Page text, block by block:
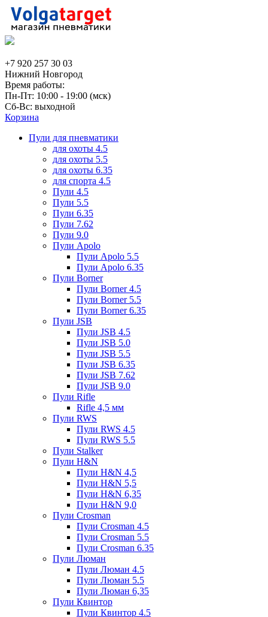
+7 920 257 30 03
Нижний Новгород
Время работы:
Пн-Пт: 10:00 - 19:00 (мск)
Сб-Вс: выходной
Корзина
Пули для пневматики
для охоты 4.5
для охоты 5.5
для охоты 6.35
для спорта 4.5
Пули 4.5
Пули 5.5
Пули 6.35
Пули 7.62
Пули 9.0
Пули Apolo
Пули Apolo 5.5
Пули Apolo 6.35
Пули Borner
Пули Borner 4.5
Пули Borner 5.5
Пули Borner 6.35
Пули JSB
Пули JSB 4.5
Пули JSB 5.0
Пули JSB 5.5
Пули JSB 6.35
Пули JSB 7.62
Пули JSB 9.0
Пули Rifle
Rifle 4,5 мм
Пули RWS
Пули RWS 4.5
Пули RWS 5.5
Пули Stalker
Пули H&N
Пули H&N 4,5
Пули H&N 5,5
Пули H&N 6,35
Пули H&N 9,0
Пули Crosman
Пули Crosman 4.5
Пули Crosman 5.5
Пули Crosman 6.35
Пули Люман
Пули Люман 4.5
Пули Люман 5.5
Пули Люман 6,35
Пули Квинтор
Пули Квинтор 4.5